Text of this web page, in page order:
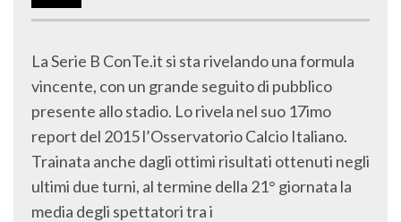
La Serie B ConTe.it si sta rivelando una formula
vincente, con un grande seguito di pubblico
presente allo stadio. Lo rivela nel suo 17imo
report del 2015 l’Osservatorio Calcio Italiano.
Trainata anche dagli ottimi risultati ottenuti negli
ultimi due turni, al termine della 21° giornata la
media degli spettatori tra i